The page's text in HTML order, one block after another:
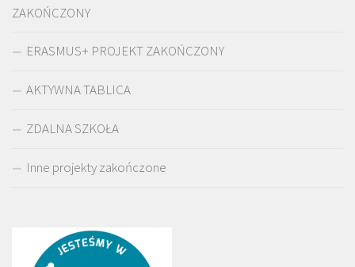
ZAKOŃCZONY
ERASMUS+ PROJEKT ZAKOŃCZONY
AKTYWNA TABLICA
ZDALNA SZKOŁA
Inne projekty zakończone